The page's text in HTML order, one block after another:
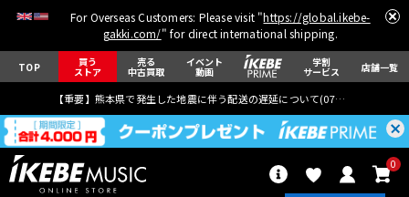
For Overseas Customers: Please visit "https://global.ikebe-
gakki.com/" for direct international shipping.
TOP 買う
ストア
売る
中古買取
イベント
動画
学割
サービス 店舗一覧
【重要】熊本県で発生した地震に伴う配送の遅延について(07月29日
0